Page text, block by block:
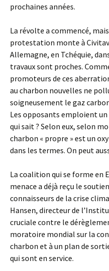
prochaines années.
La révolte a commencé,
protestation monte à
Allemagne, en Tchéquie,
travaux sont proches.
promoteurs de ces
au charbon nouvelles ne
soigneusement le gaz
Les opposants emploient
qui sait ? Selon eux, selon
charbon « propre » est un
dans les termes. On peut
La coalition qui se forme en
menace a déjà reçu le
connaisseurs de la crise
Hansen, directeur de
cruciale contre le
moratoire mondial sur la
charbon et à un plan de
qui sont en service.